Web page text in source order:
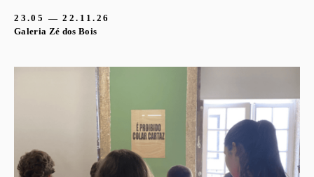
23.05 — 22.11.26
Galeria Zé dos Bois